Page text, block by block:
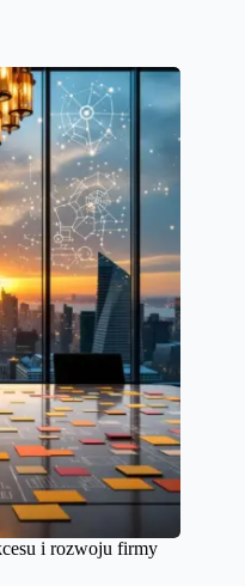
i rozwoju firmy